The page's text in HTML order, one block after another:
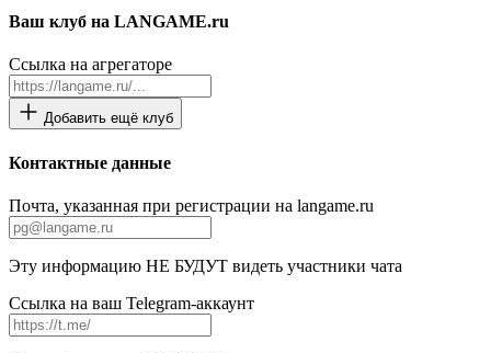
Ваш клуб на LANGAME.ru
Ссылка на агрегаторе
Добавить ещё клуб
Контактные данные
Почта, указанная при регистрации на langame.ru
Эту информацию НЕ БУДУТ видеть участники чата
Ссылка на ваш Telegram-аккаунт